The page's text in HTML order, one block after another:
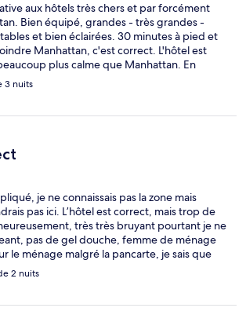
aux hôtels très chers et par forcément
Bien équipé, grandes - très grandes -
et bien éclairées. 30 minutes à pied et
Manhattan, c'est correct. L'hôtel est
plus calme que Manhattan. En
de la chambre, c'est soit magnifique
cheminées de l'usine ... mais on ne vient
entre le métro et l'hôtel, le passage entre les
peut-être un peu rock & roll !
3 nuits
je ne connaissais pas la zone mais
pas ici. L’hôtel est correct, mais trop de
très très bruyant pourtant je ne
pas de gel douche, femme de ménage
le ménage malgré la pancarte, je sais que
de weed à tout notre étage…. quartier un
de l’hôtel pour de ne pas dire presque
à la réception… croyez moi j’ai garé la voiture
2 nuits